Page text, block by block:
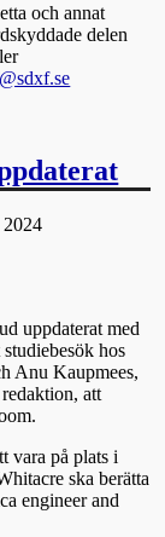
och annat
delen
2024
uppdaterat med
hos
Anu Kaupmees,
att
vara på plats i
ska berätta
engineer and